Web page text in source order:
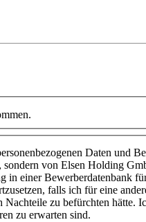
Daten und
von Elsen Holding
einer Bewerberdatenbank
falls ich für eine
zu befürchten
zu erwarten sind.